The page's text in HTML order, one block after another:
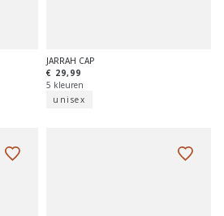
JARRAH CAP
€ 29,99
5 kleuren
unisex